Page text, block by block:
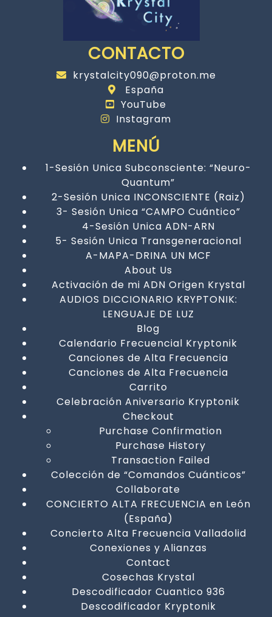
CONTACTO
krystalcity090@proton.me
España
YouTube
Instagram
MENÚ
1-Sesión Unica Subconsciente: “Neuro-
Quantum”
2-Sesión Unica INCONSCIENTE (Raiz)
3- Sesión Unica “CAMPO Cuántico”
4-Sesión Unica ADN-ARN
5- Sesión Unica Transgeneracional
A-MAPA-DRINA UN MCF
About Us
Activación de mi ADN Origen Krystal
AUDIOS DICCIONARIO KRYPTONIK:
LENGUAJE DE LUZ
Blog
Calendario Frecuencial Kryptonik
Canciones de Alta Frecuencia
Canciones de Alta Frecuencia
Carrito
Celebración Aniversario Kryptonik
Checkout
Purchase Confirmation
Purchase History
Transaction Failed
Colección de “Comandos Cuánticos”
Collaborate
CONCIERTO ALTA FRECUENCIA en León
(España)
Concierto Alta Frecuencia Valladolid
Conexiones y Alianzas
Contact
Cosechas Krystal
Descodificador Cuantico 936
Descodificador Kryptonik